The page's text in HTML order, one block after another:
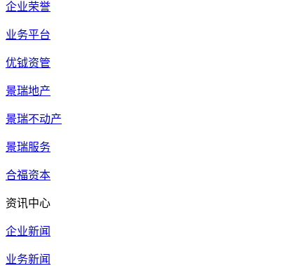
企业荣誉
业务平台
优钺资管
景瑞地产
景瑞不动产
景瑞服务
合福资本
资讯中心
企业新闻
业务新闻